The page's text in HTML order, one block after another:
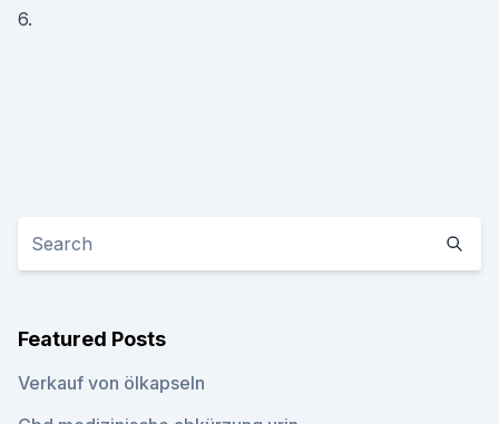
6.
Featured Posts
Verkauf von ölkapseln